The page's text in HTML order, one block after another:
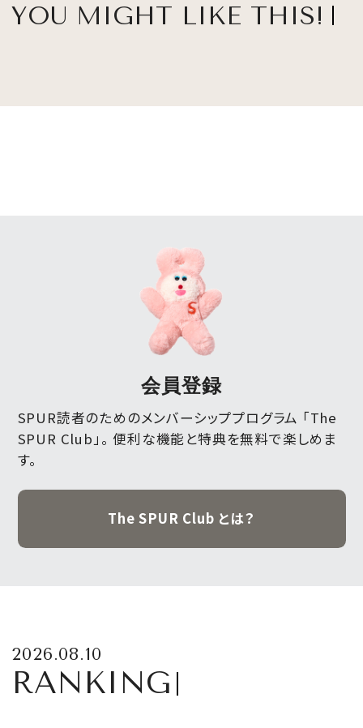
YOU MIGHT LIKE THIS!
会員登録
SPUR読者のためのメンバーシッププログラム 「The
SPUR Club」。 便利な機能と特典を無料で楽しめま
す。
The SPUR Club とは？
2026.08.10
RANKING